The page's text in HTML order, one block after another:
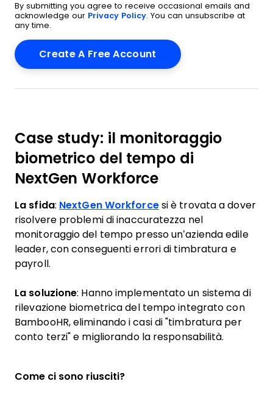
By submitting you agree to receive occasional emails and
acknowledge our Privacy Policy. You can unsubscribe at
any time.
Case study: il monitoraggio
biometrico del tempo di
NextGen Workforce
La sfida: NextGen Workforcesi è trovata a dover
risolvere problemi di inaccuratezza nel
monitoraggio del tempo presso un’azienda edile
leader, con conseguenti errori di timbratura e
payroll.
La soluzione: Hanno implementato un sistema di
rilevazione biometrica del tempo integrato con
BambooHR, eliminando i casi di "timbratura per
conto terzi" e migliorando la responsabilità.
Come ci sono riusciti?